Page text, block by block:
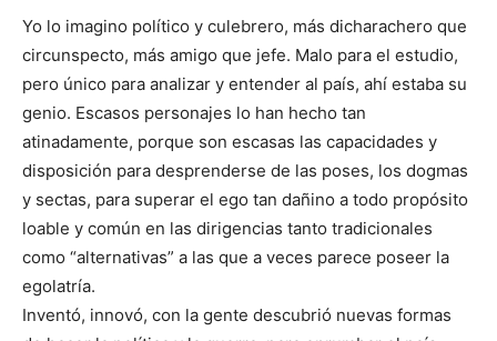
Yo lo imagino político y culebrero, más dicharachero que
circunspecto, más amigo que jefe. Malo para el estudio,
pero único para analizar y entender al país, ahí estaba su
genio. Escasos personajes lo han hecho tan
atinadamente, porque son escasas las capacidades y
disposición para desprenderse de las poses, los dogmas
y sectas, para superar el ego tan dañino a todo propósito
loable y común en las dirigencias tanto tradicionales
como “alternativas” a las que a veces parece poseer la
egolatría.
Inventó, innovó, con la gente descubrió nuevas formas